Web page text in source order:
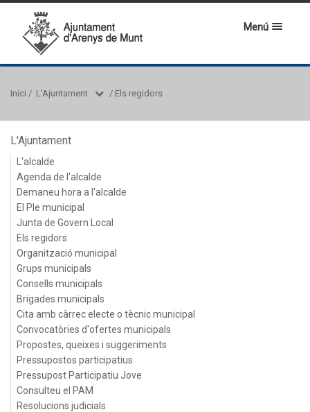
Menú
Inici / L'Ajuntament / Els regidors
L'Ajuntament
L'alcalde
Agenda de l'alcalde
Demaneu hora a l'alcalde
El Ple municipal
Junta de Govern Local
Els regidors
Organització municipal
Grups municipals
Consells municipals
Brigades municipals
Cita amb càrrec electe o tècnic municipal
Convocatòries d'ofertes municipals
Propostes, queixes i suggeriments
Pressupostos participatius
Pressupost Participatiu Jove
Consulteu el PAM
Resolucions judicials